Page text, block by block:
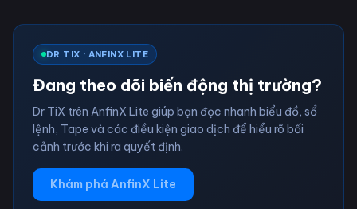
DR TIX · ANFINX LITE
Đang theo dõi biến động thị trường?
Dr TiX trên AnfinX Lite giúp bạn đọc nhanh biểu đồ, sổ
lệnh, Tape và các điều kiện giao dịch để hiểu rõ bối
cảnh trước khi ra quyết định.
Khám phá AnfinX Lite